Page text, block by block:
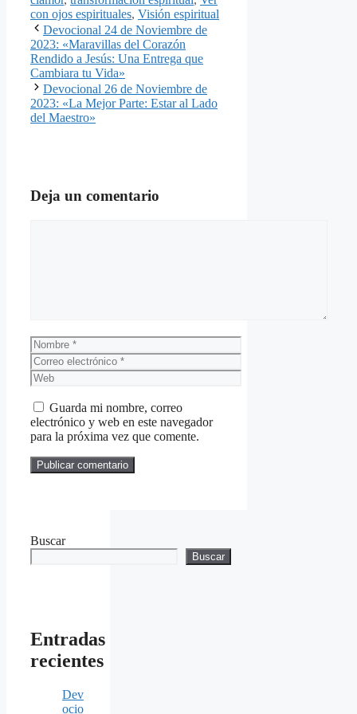
con ojos espirituales, Visión espiritual
Devocional 24 de Noviembre de
2023: «Maravillas del Corazón
Rendido a Jesús: Una Entrega que
Cambiara tu Vida»
Devocional 26 de Noviembre de
2023: «La Mejor Parte: Estar al Lado
del Maestro»
Deja un comentario
Nombre
Correo
electrónico
Web
Guarda mi nombre, correo
electrónico y web en este navegador
para la próxima vez que comente.
Buscar
Buscar
Entradas
recientes
Dev
ocio